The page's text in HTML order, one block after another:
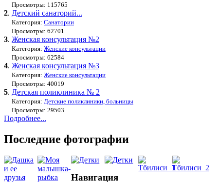
Просмотры: 115765
2. Детский санаторий...
Категория: Санатории
Просмотры: 62701
3. Женская консультация №2
Категория: Женские консультации
Просмотры: 62584
4. Женская консультация №3
Категория: Женские консультации
Просмотры: 40019
5. Детская поликлиника № 2
Категория: Детские поликлиники, больницы
Просмотры: 29503
Подробнее...
Последние фотографии
Навигация